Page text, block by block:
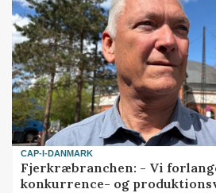
CAP-I-DANMARK
Fjerkræbranchen: - Vi
konkurrence- og